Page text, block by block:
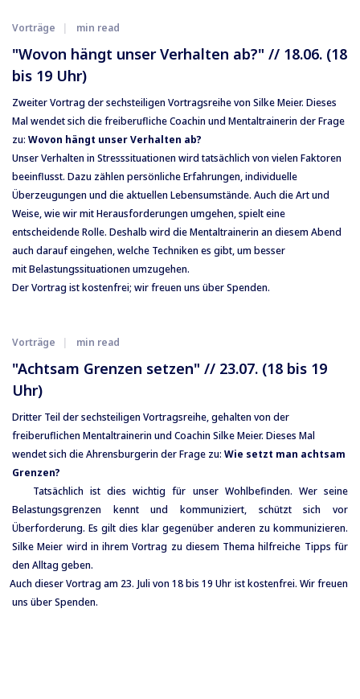
Vorträge min read
"Wovon hängt unser Verhalten ab?" // 18.06. (18
bis 19 Uhr)
Zweiter Vortrag der sechsteiligen Vortragsreihe von Silke Meier. Dieses
Mal wendet sich die freiberufliche Coachin und Mentaltrainerin der Frage
zu: Wovon hängt unser Verhalten ab?
Unser Verhalten in Stresssituationen wird tatsächlich von vielen Faktoren
beeinflusst. Dazu zählen persönliche Erfahrungen, individuelle
Überzeugungen und die aktuellen Lebensumstände. Auch die Art und
Weise, wie wir mit Herausforderungen umgehen, spielt eine
entscheidende Rolle. Deshalb wird die Mentaltrainerin an diesem Abend
auch darauf eingehen, welche Techniken es gibt, um besser
mit Belastungssituationen umzugehen.
Der Vortrag ist kostenfrei; wir freuen uns über Spenden.
Vorträge min read
"Achtsam Grenzen setzen" // 23.07. (18 bis 19
Uhr)
Dritter Teil der sechsteiligen Vortragsreihe, gehalten von der
freiberuflichen Mentaltrainerin und Coachin Silke Meier. Dieses Mal
wendet sich die Ahrensburgerin der Frage zu: Wie setzt man achtsam
Grenzen?
Tatsächlich ist dies wichtig für unser Wohlbefinden. Wer seine
Belastungsgrenzen kennt und kommuniziert, schützt sich vor
Überforderung. Es gilt dies klar gegenüber anderen zu kommunizieren.
Silke Meier wird in ihrem Vortrag zu diesem Thema hilfreiche Tipps für
den Alltag geben.
Auch dieser Vortrag am 23. Juli von 18 bis 19 Uhr ist kostenfrei. Wir freuen
uns über Spenden.